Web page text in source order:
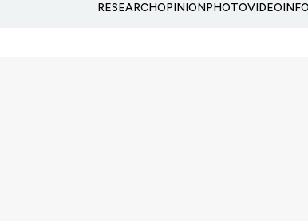
RESEARCHOPINIONPHOTOVIDEO